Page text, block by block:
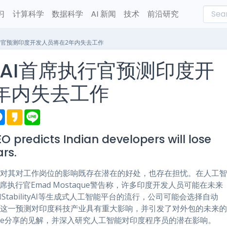
计算科学 数据科学 AI 新闻 技术 前沿研究
预测印度开发人员将在2年内失去工作
首席执行官预测印度开
内失去工作
M
e
s
e
n
e
r
K
a
a
o
e
predicts Indian developers will lose
其对工作岗位的影响既存在潜在的好处，也存在担忧。在人工智
执行官Emad Mostaque警告称，许多印度开发人员可能在未来
等生成式人工智能平台的流行，公司可能会选择自动
一预测对印度科技产业具有重大影响，并引发了对外包的未来的
享的见解，并深入研究人工智能对印度程序员的潜在影响。